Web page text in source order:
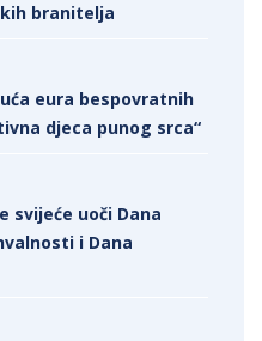
branitelja
eura bespovratnih
djeca punog srca“
svijeće uoči Dana
i Dana